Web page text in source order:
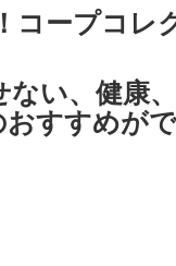
コープコレ
い、健康
おすすめが